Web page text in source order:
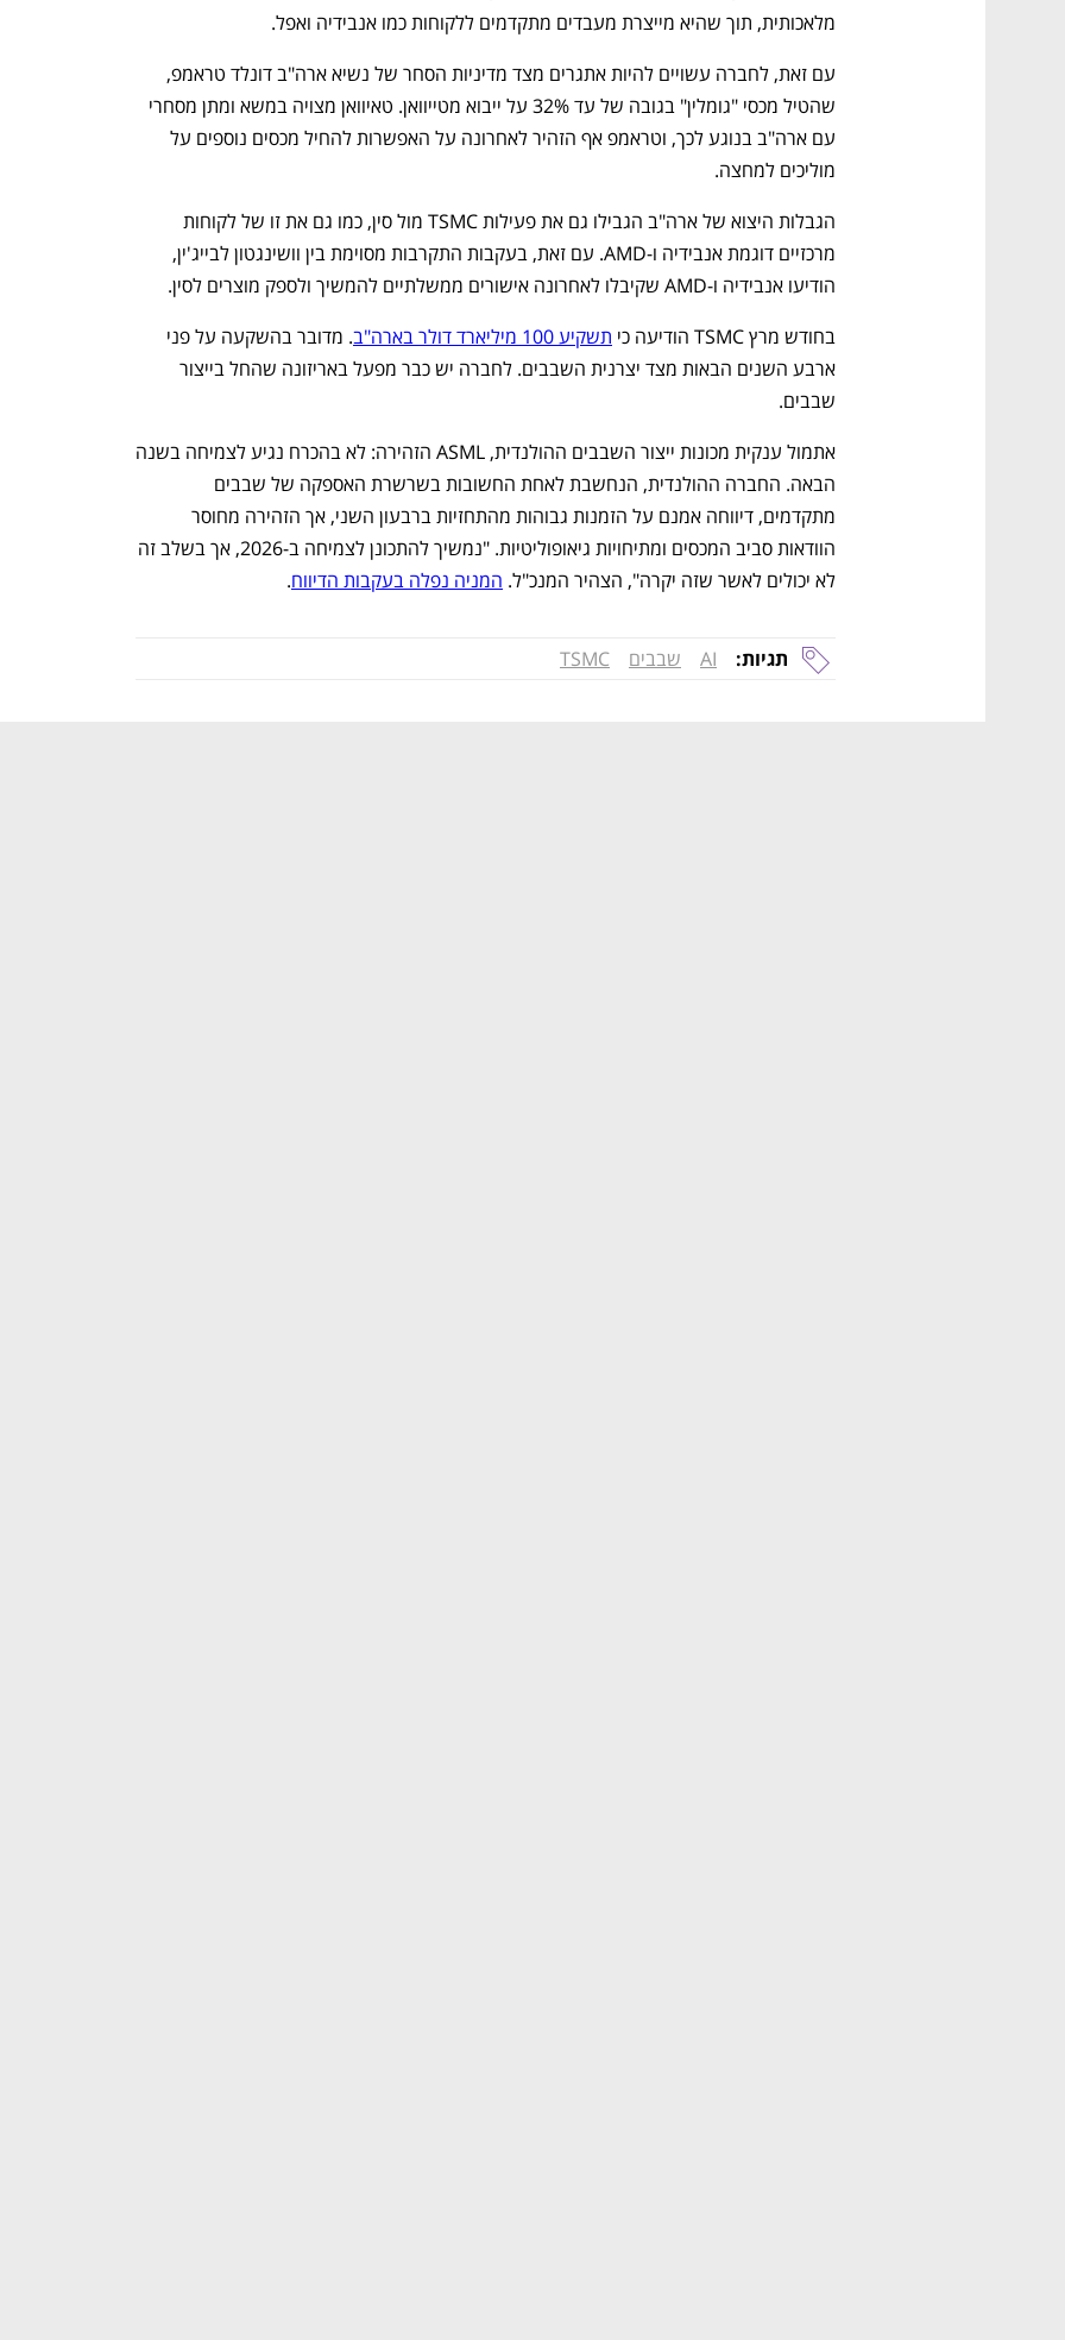
מלאכותית, תוך שהיא מייצרת מעבדים מתקדמים ללקוחות כמו אנבידיה ואפל.
מוליכים למחצה.
הודיעו אנבידיה ו-AMD שקיבלו לאחרונה אישורים ממשלתיים להמשיך ולספק מוצרים לסין.
בחודש מרץ TSMC הודיעה כי
תשקיע 100 מיליארד דולר בארה"ב
שבבים.
לא יכולים לאשר שזה יקרה", הצהיר המנכ"ל. המניה נפלה בעקבות הדיווח.
תגיות: AI שבבים TSMC